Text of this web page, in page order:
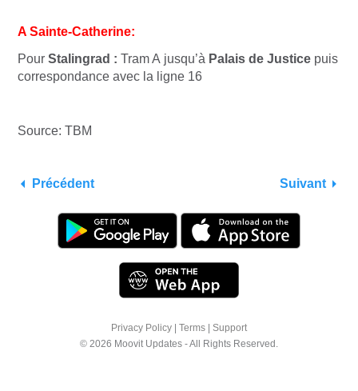
A Sainte-Catherine:
Pour Stalingrad : Tram A jusqu’à Palais de Justice puis
correspondance avec la ligne 16
Source: TBM
Précédent Suivant
Privacy Policy Terms
Support
© 2026 Moovit Updates - All Rights Reserved.